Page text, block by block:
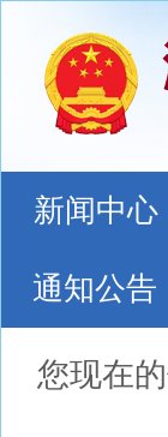
新闻中心
通知公告
您现在